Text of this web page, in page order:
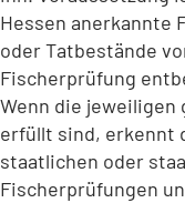
Hessen anerkannte
oder Tatbestände
Fischerprüfung
Wenn die jeweiligen
erfüllt sind, erkennt
staatlichen oder
Fischerprüfungen